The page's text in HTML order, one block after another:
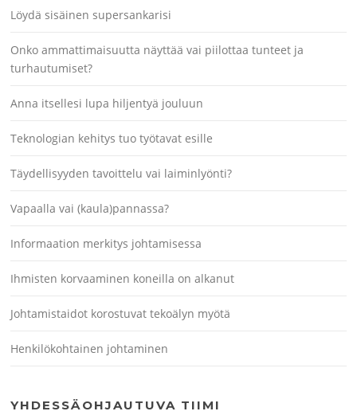
Löydä sisäinen supersankarisi
Onko ammattimaisuutta näyttää vai piilottaa tunteet ja
turhautumiset?
Anna itsellesi lupa hiljentyä jouluun
Teknologian kehitys tuo työtavat esille
Täydellisyyden tavoittelu vai laiminlyönti?
Vapaalla vai (kaula)pannassa?
Informaation merkitys johtamisessa
Ihmisten korvaaminen koneilla on alkanut
Johtamistaidot korostuvat tekoälyn myötä
Henkilökohtainen johtaminen
YHDESSÄOHJAUTUVA TIIMI